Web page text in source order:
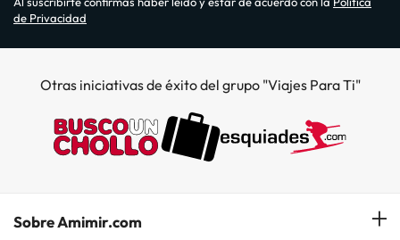
de Privacidad
Otras iniciativas de éxito del grupo "Viajes Para Ti"
Sobre Amimir.com